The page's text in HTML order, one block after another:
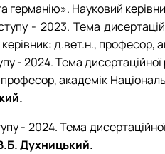
германію». Науковий
- 2023. Тема
д.вет.н., професор,
- 2024. Тема
академік
- 2024. Тема
Духницький.